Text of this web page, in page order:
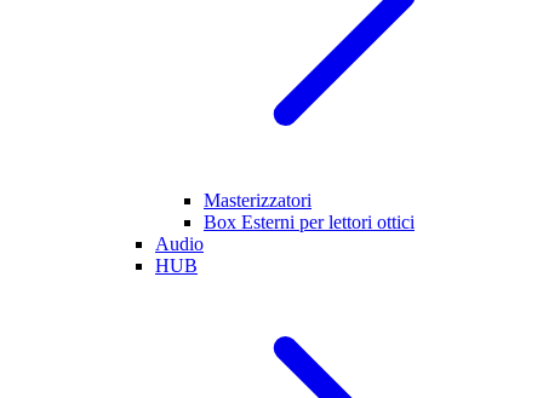
Masterizzatori
Box Esterni per lettori ottici
Audio
HUB